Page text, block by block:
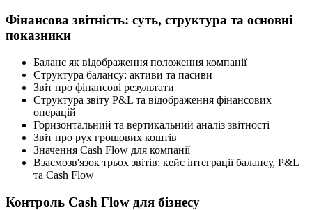
Фінансова звітність: суть, структура та основні
показники
Баланс як відображення положення компанії
Структура балансу: активи та пасиви
Звіт про фінансові результати
Структура звіту P&L та відображення фінансових
операцій
Горизонтальний та вертикальний аналіз звітності
Звіт про рух грошових коштів
Значення Cash Flow для компанії
Взаємозв'язок трьох звітів: кейс інтеграції балансу, P&L
та Cash Flow
Контроль Cash Flow для бізнесу